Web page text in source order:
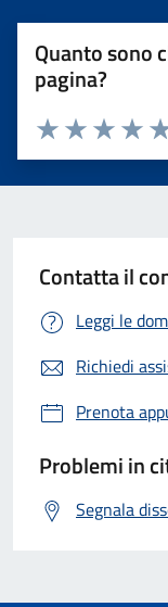
Quanto sono
pagina?
Valuta 3
Valuta 2
Valuta 1 stelle su
Contatta il
Leggi le
Richiedi
Prenota
Problemi in
Segnala